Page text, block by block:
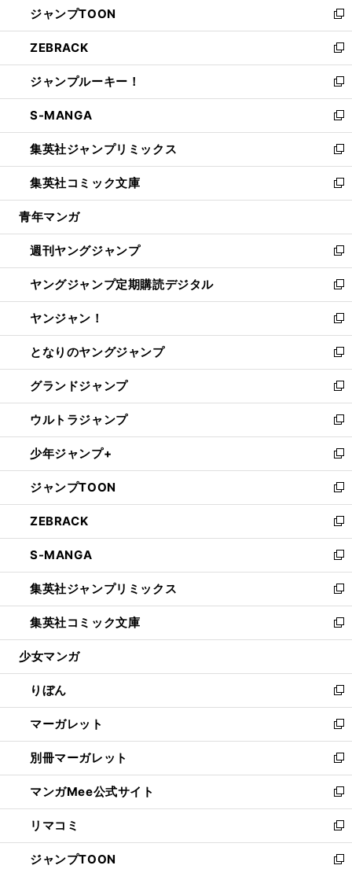
く
で
開
く
ド
ウ
で
開
く
ィ
ン
ド
ウ
で
開
く
い
ウ
ィ
ン
ド
ウ
で
開
く
ジャンプTOON
新
し
い
ウ
ィ
ン
ド
ウ
で
開
く
ZEBRACK
新
し
い
ウ
ィ
ン
ド
ウ
で
開
ジャンプルーキー！
新
し
い
ウ
ィ
ン
ド
ウ
開
く
S-MANGA
新
し
い
ウ
ィ
ン
ウ
で
開
く
集英社ジャンプリミックス
新
し
い
ウ
ン
ド
ウ
で
開
く
集英社コミック文庫
新
し
ウ
ィ
ン
ド
ウ
で
開
く
青年マンガ
週刊ヤングジャンプ
新
し
い
ウ
ィ
ン
ド
ウ
で
開
く
ヤングジャンプ定期購読デジタル
新
し
い
ウ
ィ
ン
ド
ウ
で
開
く
ヤンジャン！
新
し
い
ウ
ィ
ン
ド
ウ
で
開
く
となりのヤングジャンプ
新
し
い
ウ
ィ
ン
ド
ウ
で
開
く
グランドジャンプ
新
し
い
ウ
ィ
ン
ド
ウ
で
開
く
ウルトラジャンプ
新
し
い
ウ
ィ
ン
ド
ウ
で
開
く
少年ジャンプ+
新
し
い
ウ
ィ
ン
ド
ウ
で
開
く
ジャンプTOON
新
し
い
ウ
ィ
ン
ド
ウ
で
開
ZEBRACK
新
し
い
ウ
ィ
ン
ド
ウ
開
く
S-MANGA
新
し
い
ウ
ィ
ン
ウ
で
開
く
集英社ジャンプリミックス
新
し
い
ウ
ン
ド
ウ
で
開
く
集英社コミック文庫
新
し
ウ
ィ
ン
ド
ウ
で
開
く
少女マンガ
りぼん
新
し
い
ウ
ィ
ン
ド
ウ
で
開
く
マーガレット
新
し
い
ウ
ィ
ン
ド
ウ
で
別冊マーガレット
新
し
い
ウ
ィ
ン
ド
マンガMee公式サイト
新
し
い
ウ
ィ
リマコミ
新
し
い
ジャンプTOON 新